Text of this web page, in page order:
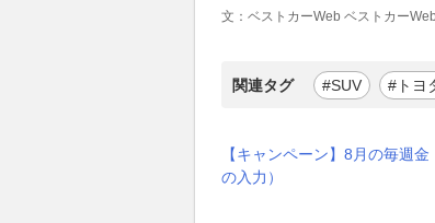
文：ベストカーWeb ベストカーWeb
関連タグ #SUV #トヨ
【キャンペーン】8月の毎週
の入力）